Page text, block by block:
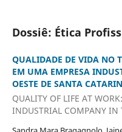
Dossiê: Ética
QUALIDADE DE VIDA NO
EM UMA EMPRESA
OESTE DE SANTA
QUALITY OF LIFE AT
INDUSTRIAL COMPANY IN